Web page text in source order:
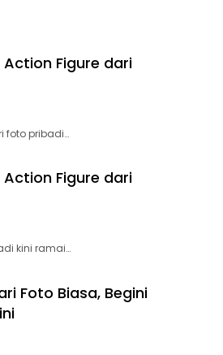
Figure dari
foto pribadi…
Figure dari
kini ramai…
Foto Biasa, Begini